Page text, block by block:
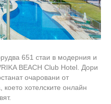
651 стаи в модерния и
BEACH Club Hotel. Дори
очаровани от
което хотелските онлайн